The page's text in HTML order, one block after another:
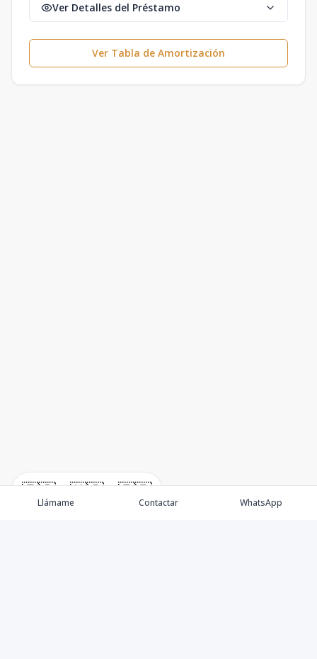
🇪🇸 🇺🇸 🇫🇷
Ver Detalles del Préstamo
Ver Tabla de Amortización
Llámame Contactar WhatsApp